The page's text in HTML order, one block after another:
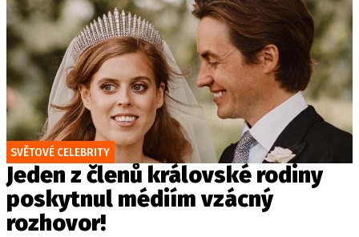
SVĚTOVÉ CELEBRITY
Jeden z členů královské rodiny
poskytnul médiím vzácný
rozhovor!